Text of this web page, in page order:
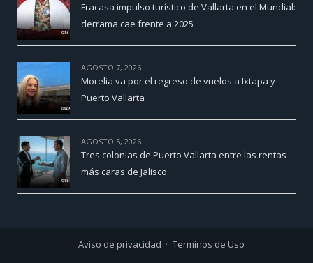
Fracasa impulso turístico de Vallarta en el Mundial:
derrama cae frente a 2025
AGOSTO 7, 2026
Morelia va por el regreso de vuelos a Ixtapa y
Puerto Vallarta
AGOSTO 5, 2026
Tres colonias de Puerto Vallarta entre las rentas
más caras de Jalisco
Aviso de privacidad Terminos de Uso